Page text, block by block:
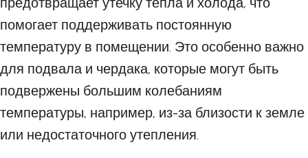
помогает поддерживать постоянную
температуру в помещении. Это особенно важно
для подвала и чердака, которые могут быть
подвержены большим колебаниям
температуры, например, из-за близости к земле
или недостаточного утепления.